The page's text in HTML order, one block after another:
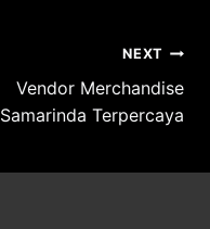
NEXT
Vendor Merchandise
Samarinda Terpercaya